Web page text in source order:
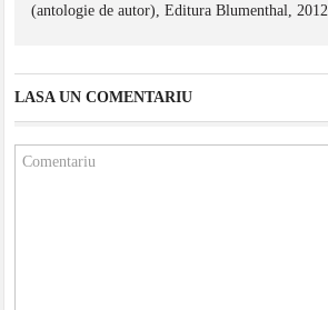
(antologie de autor), Editura Blumenthal, 2012.
LASA UN COMENTARIU